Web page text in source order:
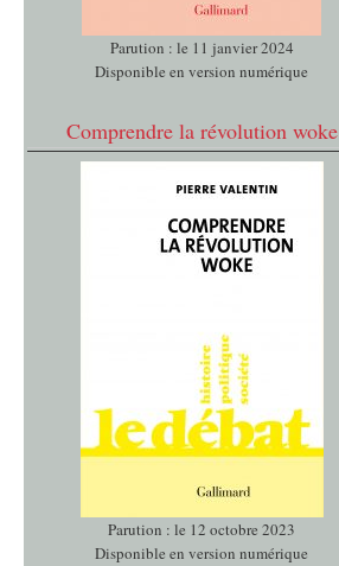
Parution : le 11 janvier 2024
Disponible en version numérique
Comprendre la révolution woke
Parution : le 12 octobre 2023
Disponible en version numérique